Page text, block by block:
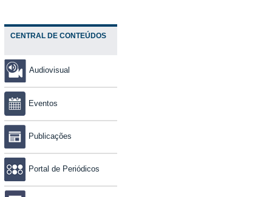
CENTRAL DE CONTEÚDOS
Audiovisual
Eventos
Publicações
Portal de Periódicos